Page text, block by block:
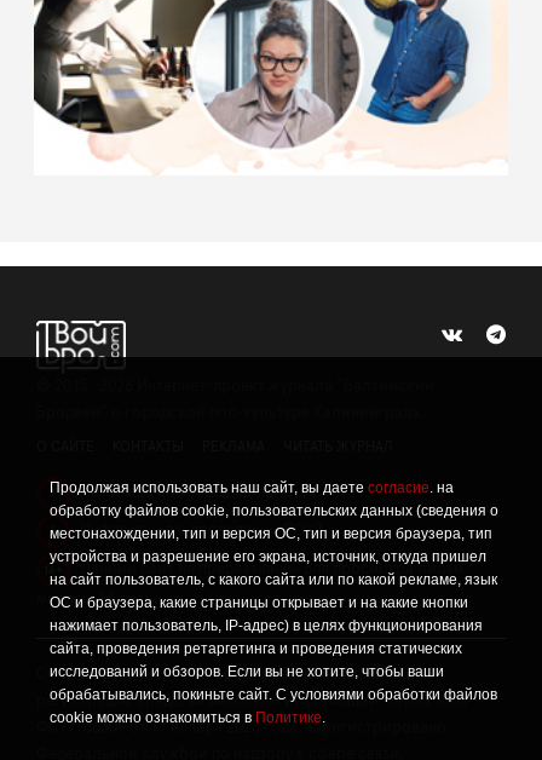
Продолжая использовать наш сайт, вы даете согласие. на
обработку файлов cookie, пользовательских данных (сведения о
местонахождении, тип и версия ОС, тип и версия браузера, тип
устройства и разрешение его экрана, источник, откуда пришел
на сайт пользователь, с какого сайта или по какой рекламе, язык
ОС и браузера, какие страницы открывает и на какие кнопки
нажимает пользователь, IP-адрес) в целях функционирования
сайта, проведения ретаргетинга и проведения статических
исследований и обзоров. Если вы не хотите, чтобы ваши
обрабатывались, покиньте сайт. С условиями обработки файлов
cookie можно ознакомиться в Политике.
! Политика конфиденциальности
! Информация о проведении СОУТ
Данный сайт не предназначен для просмотра лицам
младше 16 лет.
Сетевое издание «Твой Бро», реестровая запись о
регистрации средства массовой информации: серия Эл №
ФС77-86309 от 17 ноября 2023 года, зарегистрировано